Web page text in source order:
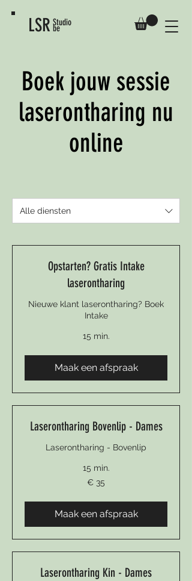
LSR Studio
be
Boek jouw sessie
laserontharing nu
online
Alle diensten
Opstarten? Gratis Intake
laserontharing
Nieuwe klant laserontharing? Boek
Intake
15 min.
Maak een afspraak
Laserontharing Bovenlip - Dames
Laserontharing - Bovenlip
15 min.
€ 35
Maak een afspraak
Laserontharing Kin - Dames